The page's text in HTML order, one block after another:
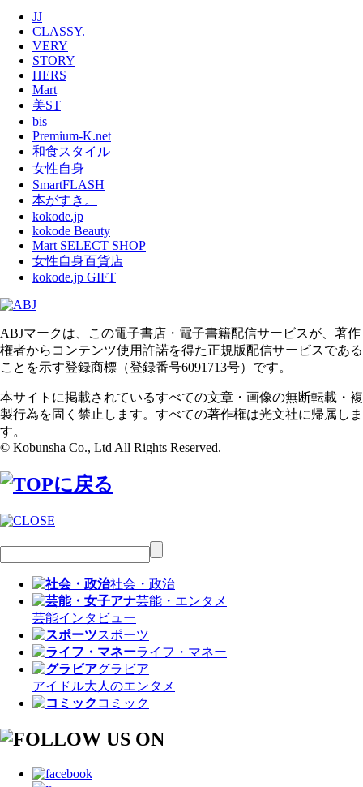
JJ
CLASSY.
VERY
STORY
HERS
Mart
美ST
bis
Premium-K.net
和食スタイル
女性自身
SmartFLASH
本がすき。
kokode.jp
kokode Beauty
Mart SELECT SHOP
女性自身百貨店
kokode.jp GIFT
ABJマークは、この電子書店・電子書籍配信サービスが、著作
権者からコンテンツ使用許諾を得た正規版配信サービスである
ことを示す登録商標（登録番号6091713号）です。
本サイトに掲載されているすべての文章・画像の無断転載・複
製行為を固く禁止します。すべての著作権は光文社に帰属しま
す。
© Kobunsha Co., Ltd All Rights Reserved.
社会・政治
芸能・エンタメ
芸能インタビュー
スポーツ
ライフ・マネー
グラビア
アイドル大人のエンタメ
コミック